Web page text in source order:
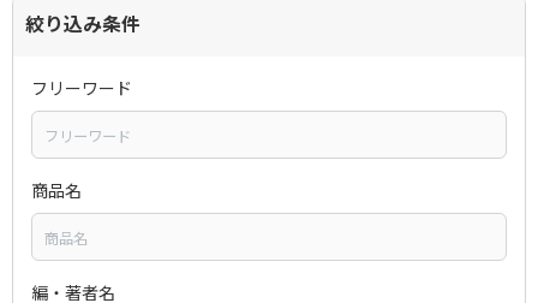
絞り込み条件
フリーワード
商品名
編・著者名